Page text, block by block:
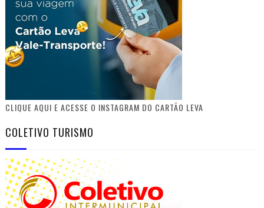
CLIQUE AQUI E ACESSE O INSTAGRAM DO CARTÃO LEVA
COLETIVO TURISMO